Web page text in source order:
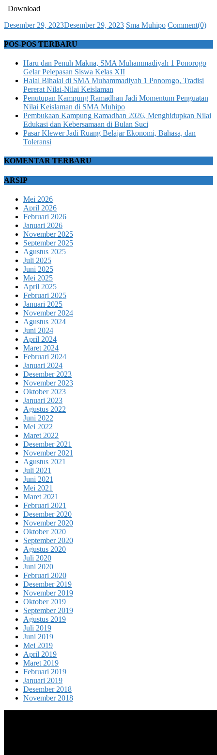
Download
Posted
Desember 29, 2023Desember 29, 2023 Author
Sma Muhipo Comment(0)
POS-POS TERBARU
Haru dan Penuh Makna, SMA Muhammadiyah 1 Ponorogo
Gelar Pelepasan Siswa Kelas XII
Halal Bihalal di SMA Muhammadiyah 1 Ponorogo, Tradisi
Pererat Nilai-Nilai Keislaman
Penutupan Kampung Ramadhan Jadi Momentum Penguatan
Nilai Keislaman di SMA Muhipo
Pembukaan Kampung Ramadhan 2026, Menghidupkan Nilai
Edukasi dan Kebersamaan di Bulan Suci
Pasar Klewer Jadi Ruang Belajar Ekonomi, Bahasa, dan
Toleransi
KOMENTAR TERBARU
ARSIP
Mei 2026
April 2026
Februari 2026
Januari 2026
November 2025
September 2025
Agustus 2025
Juli 2025
Juni 2025
Mei 2025
April 2025
Februari 2025
Januari 2025
November 2024
Agustus 2024
Juni 2024
April 2024
Maret 2024
Februari 2024
Januari 2024
Desember 2023
November 2023
Oktober 2023
Januari 2023
Agustus 2022
Juni 2022
Mei 2022
Maret 2022
Desember 2021
November 2021
Agustus 2021
Juli 2021
Juni 2021
Mei 2021
Maret 2021
Februari 2021
Desember 2020
November 2020
Oktober 2020
September 2020
Agustus 2020
Juli 2020
Juni 2020
Februari 2020
Desember 2019
November 2019
Oktober 2019
September 2019
Agustus 2019
Juli 2019
Juni 2019
Mei 2019
April 2019
Maret 2019
Februari 2019
Januari 2019
Desember 2018
November 2018